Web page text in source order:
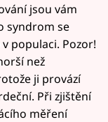
jsou vám
syndrom se
populaci. Pozor!
než
ji provází
Při zjištění
měření